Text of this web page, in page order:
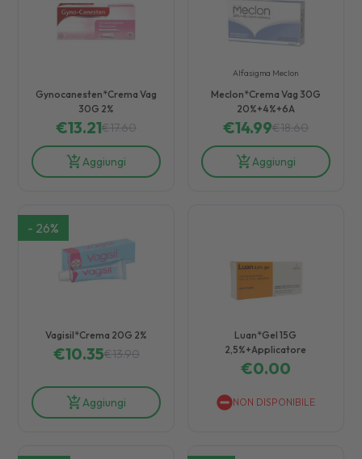
Gynocanesten*Crema Vag
30G 2%
€13.21€17.60
Aggiungi
Alfasigma Meclon
Meclon*Crema Vag 30G
20%+4%+6A
€14.99€18.60
Aggiungi
- 26%
Vagisil*Crema 20G 2%
€10.35€13.90
Aggiungi
Luan*Gel 15G
2,5%+Applicatore
€0.00
NON DISPONIBILE